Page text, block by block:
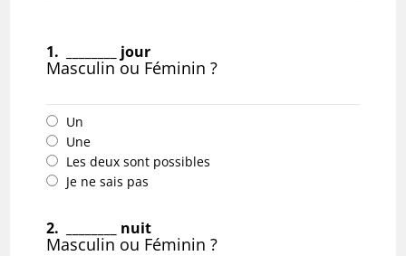
1. ________ jour
Masculin ou Féminin ?
Un
Une
Les deux sont possibles
Je ne sais pas
2. ________ nuit
Masculin ou Féminin ?